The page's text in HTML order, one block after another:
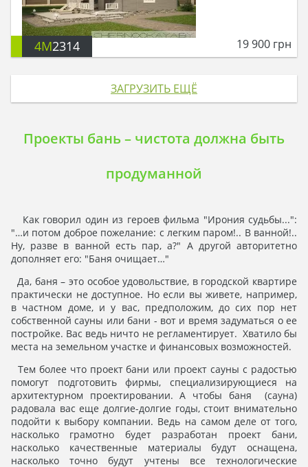
4M2314 19 900 грн
ЗАГРУЗИТЬ ЕЩЁ
Проекты бань – чистота должна быть
продуманной
Как говорил один из героев фильма "Ирония судьбы...":
"…и потом доброе пожелание: с легким паром!.. В ванной!..
Ну, разве в ванной есть пар, а?" А другой авторитетно
дополняет его: "Баня очищает…"
Да, баня – это особое удовольствие, в городской квартире
практически не доступное. Но если вы живете, например,
в частном доме, и у вас, предположим, до сих пор нет
собственной сауны или бани - вот и время задуматься о ее
постройке. Вас ведь ничто не регламентирует. Хватило бы
места на земельном участке и финансовых возможностей.
Тем более что проект бани или проект сауны с радостью
помогут подготовить фирмы, специализирующиеся на
архитектурном проектировании. А чтобы баня (сауна)
радовала вас еще долгие-долгие годы, стоит внимательно
подойти к выбору компании. Ведь на самом деле от того,
насколько грамотно будет разработан проект бани,
насколько качественные материалы будут оснащена,
насколько точно будут учтены все технологические